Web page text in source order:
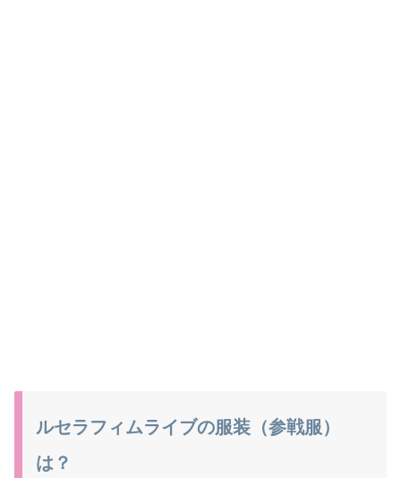
ルセラフィムライブの服装（参戦服）
は？